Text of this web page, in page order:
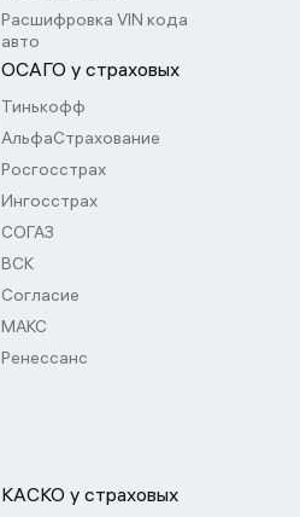
Расшифровка VIN кода
авто
ОСАГО у страховых
Тинькофф
АльфаСтрахование
Росгосстрах
Ингосстрах
СОГАЗ
ВСК
Согласие
МАКС
Ренессанс
КАСКО у страховых